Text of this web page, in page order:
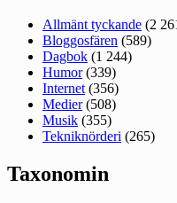
Allmänt tyckande (2
Bloggosfären (589)
Dagbok (1 244)
Humor(339)
Internet (356)
Medier(508)
Musik (355)
Tekniknörderi (265)
Taxonomin